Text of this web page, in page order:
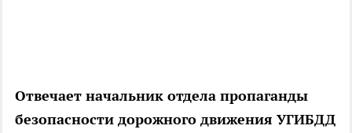
Отвечает начальник отдела пропаганды
безопасности дорожного движения УГИБДД